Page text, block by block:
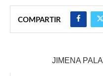
COMPARTIR
JIMENA